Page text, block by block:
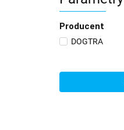
Producent
DOGTRA